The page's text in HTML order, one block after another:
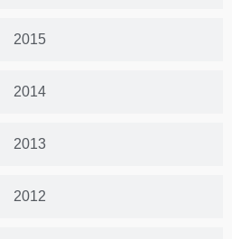
2015
2014
2013
2012